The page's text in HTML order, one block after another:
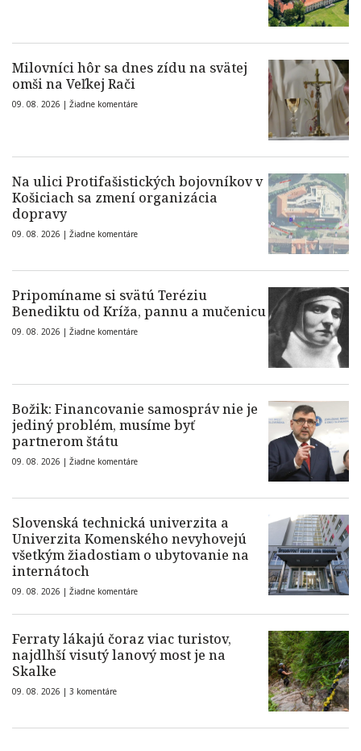
Milovníci hôr sa dnes zídu na svätej
omši na Veľkej Rači
09. 08. 2026 | Žiadne komentáre
Na ulici Protifašistických bojovníkov v
Košiciach sa zmení organizácia
dopravy
09. 08. 2026 | Žiadne komentáre
Pripomíname si svätú Teréziu
Benediktu od Kríža, pannu a mučenicu
09. 08. 2026 | Žiadne komentáre
Božik: Financovanie samospráv nie je
jediný problém, musíme byť
partnerom štátu
09. 08. 2026 | Žiadne komentáre
Slovenská technická univerzita a
Univerzita Komenského nevyhovejú
všetkým žiadostiam o ubytovanie na
internátoch
09. 08. 2026 | Žiadne komentáre
Ferraty lákajú čoraz viac turistov,
najdlhší visutý lanový most je na
Skalke
09. 08. 2026 | 3 komentáre